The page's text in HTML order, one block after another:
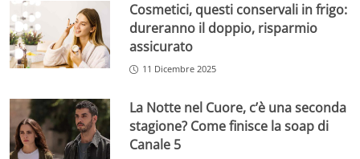
Cosmetici, questi conservali in frigo:
dureranno il doppio, risparmio
assicurato
11 Dicembre 2025
La Notte nel Cuore, c’è una seconda
stagione? Come finisce la soap di
Canale 5